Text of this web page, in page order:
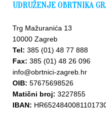
UDRUŽENJE OBRTNIKA
Trg Mažuranića 13
10000 Zagreb
Tel: 385 (01) 48 77 888
Fax: 385 (01) 48 26 096
info@obrtnici-zagreb.hr
OIB: 57675698526
Matični broj: 3227855
IBAN: